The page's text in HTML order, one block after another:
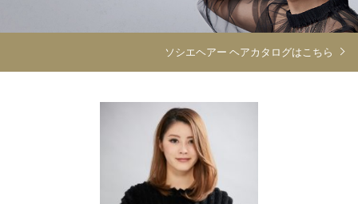
ソシエヘアー ヘアカタログはこちら